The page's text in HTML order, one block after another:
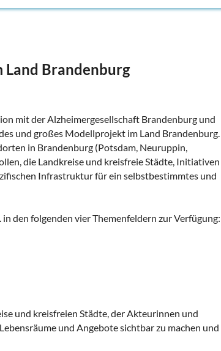
Brandenburg
mit der Alzheimergesellschaft Brandenburg und
und großes Modellprojekt im Land Brandenburg.
in Brandenburg (Potsdam, Neuruppin,
die Landkreise und kreisfreie Städte, Initiativen
Infrastruktur für ein selbstbestimmtes und
den folgenden vier Themenfeldern zur Verfügung:
und kreisfreien Städte, der Akteurinnen und
und Angebote sichtbar zu machen und